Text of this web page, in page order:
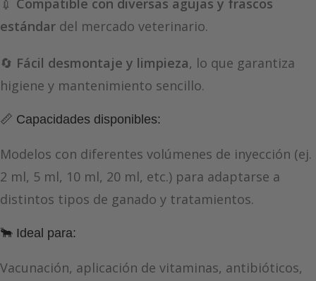
💉 Compatible con diversas agujas y frascos
estándar del mercado veterinario.
🔄 Fácil desmontaje y limpieza, lo que garantiza
higiene y mantenimiento sencillo.
📏 Capacidades disponibles:
Modelos con diferentes volúmenes de inyección (ej.
2 ml, 5 ml, 10 ml, 20 ml, etc.) para adaptarse a
distintos tipos de ganado y tratamientos.
🐂 Ideal para:
Vacunación, aplicación de vitaminas, antibióticos,